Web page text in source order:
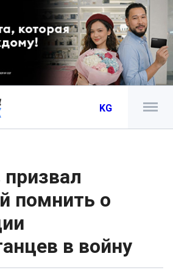
KG
помнить о
в войну